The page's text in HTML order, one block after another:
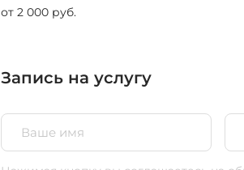
от 2 000 руб.
Запись на услугу